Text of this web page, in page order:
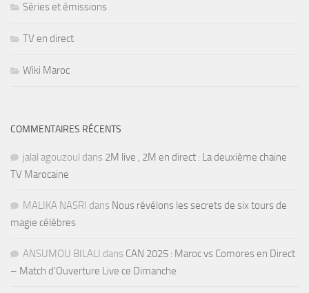
Séries et émissions
TV en direct
Wiki Maroc
COMMENTAIRES RÉCENTS
jalal agouzoul dans 2M live , 2M en direct : La deuxième chaine
TV Marocaine
MALIKA NASRI dans Nous révélons les secrets de six tours de
magie célèbres
ANSUMOU BILALI dans CAN 2025 : Maroc vs Comores en Direct
– Match d’Ouverture Live ce Dimanche